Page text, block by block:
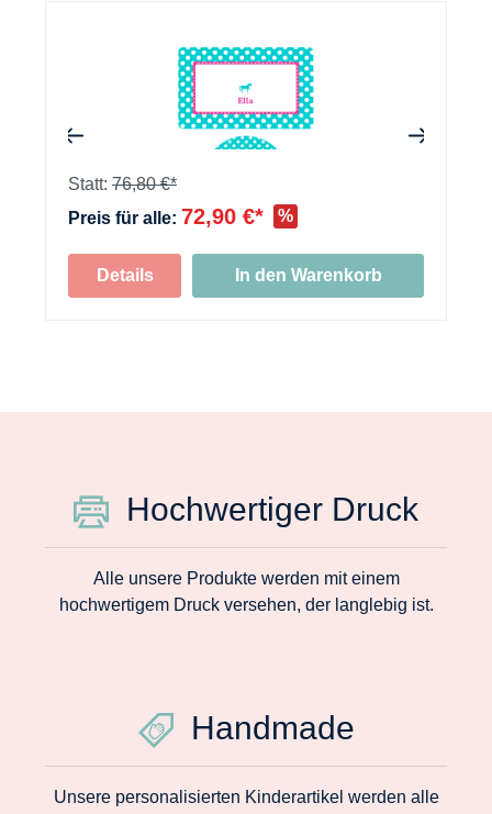
Statt: 76,80 €*
Preis für alle: 72,90 €* %
Details In den Warenkorb
Hochwertiger Druck
Alle unsere Produkte werden mit einem
hochwertigem Druck versehen, der langlebig ist.
Handmade
Unsere personalisierten Kinderartikel werden alle